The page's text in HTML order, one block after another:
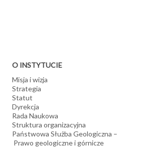
O INSTYTUCIE
Misja i wizja
Strategia
Statut
Dyrekcja
Rada Naukowa
Struktura organizacyjna
Państwowa Służba Geologiczna –
Prawo geologiczne i górnicze